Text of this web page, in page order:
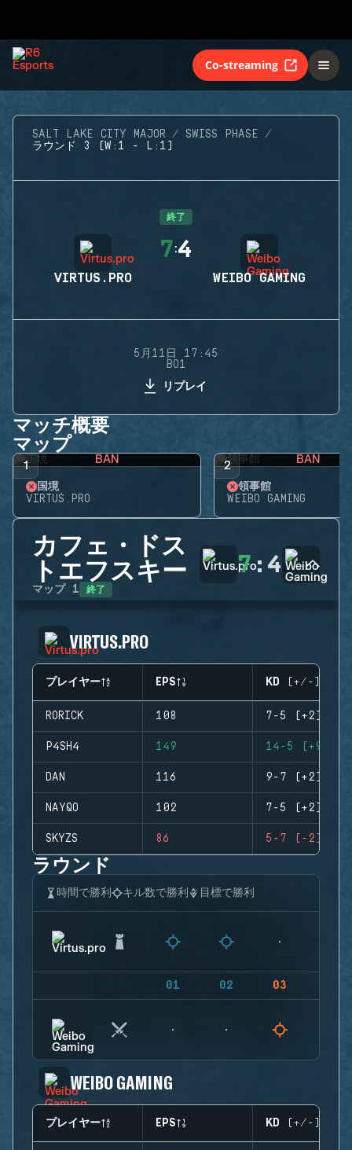
Co-streaming
SALT LAKE CITY MAJOR
SWISS PHASE
ラウンド 3 (W:1 - L:1)
終了
VIRTUS.PRO
7:4
WEIBO GAMING
5月11日 17:45
BO1
リプレイ
マッチ概要
マップ
1 BAN
国境
VIRTUS.PRO
2 BAN
領事館
WEIBO GAMING
カフェ・ドス
トエフスキー
マップ 1 終了
7: 4
VIRTUS.PRO
プレイヤー EPS KD (+/-)
RORICK 108 7-5 (+2)
P4SH4 149 14-5 (+9)
DAN 116 9-7 (+2)
NAYQO 102 7-5 (+2)
SKYZS 86 5-7 (-2)
ラウンド
時間で勝利 キル数で勝利 目標で勝利
01 02 03
WEIBO GAMING
プレイヤー EPS KD (+/-)